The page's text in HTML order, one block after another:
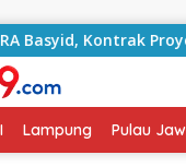
Kontrak Proyek
Lampung Pulau